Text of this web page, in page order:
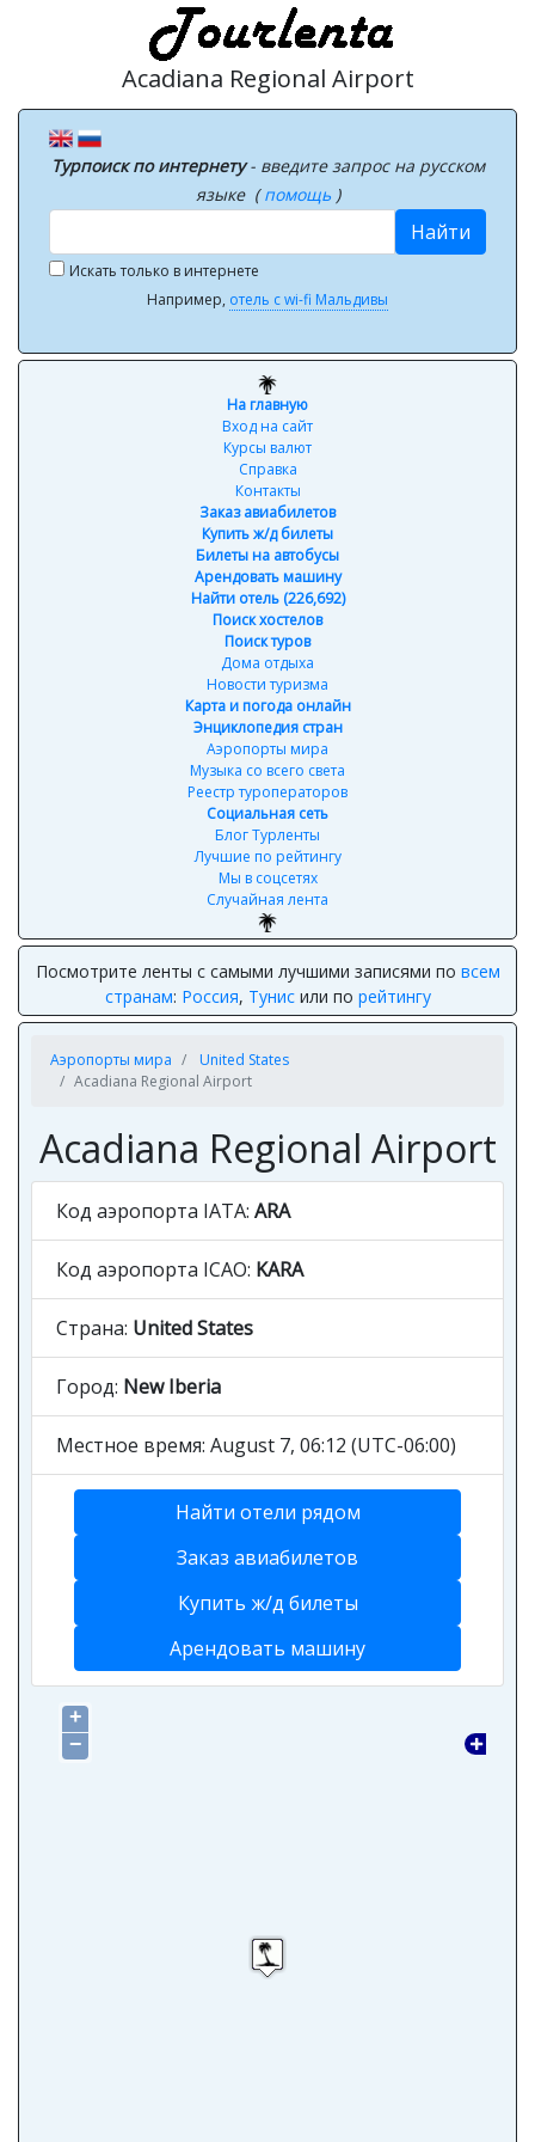
Acadiana Regional Airport
Турпоиск по интернету- введите запрос на русском
языке (помощь )
Найти
Искать только в интернете
Например, отель с wi-fi Мальдивы
На главную
Вход на сайт
Курсы валют
Справка
Контакты
Заказ авиабилетов
Купить ж/д билеты
Билеты на автобусы
Арендовать машину
Найти отель (226,692)
Поиск хостелов
Поиск туров
Дома отдыха
Новости туризма
Карта и погода онлайн
Энциклопедия стран
Аэропорты мира
Музыка со всего света
Реестр туроператоров
Социальная сеть
Блог Турленты
Лучшие по рейтингу
Мы в соцсетях
Случайная лента
Посмотрите ленты с самыми лучшими записями по всем
странам: Россия, Тунисили по рейтингу
Аэропорты мира
United States
Acadiana Regional Airport
Acadiana Regional Airport
Код аэропорта IATA: ARA
Код аэропорта ICAO: KARA
Страна: United States
Город: New Iberia
Местное время: August 7, 06:12 (UTC-06:00)
Найти отели рядом
Заказ авиабилетов
Купить ж/д билеты
Арендовать машину
+
−